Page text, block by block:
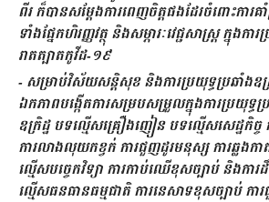
ពីរ ក៏បានសម្តែងការពេញចិត្តផងដែរចំពោះការគ
ទាំងផ្នែកហិរញ្ញវត្ថុ និងសម្ភារៈវេជ្ជសាស្ត្រ ក្នុងក
រាតត្បាតកូវីដ-១៩
- សម្រាប់វិស័យសន្តិសុខ និងការប្រយុទ្ធប្រឆាំងឧក្
ឯកភាពបង្កើតការសម្របសម្រួលក្នុងការប្រយុទ្ធ
ឧក្រិដ្ឋ បទល្មើសគ្រឿងញៀន បទល្មើសសេដ្ឋកិច្ច ក
ការលាងលុយកខ្វក់ ការជួញដូរមនុស្ស ការឆ្លងក
ល្មើសបច្ចេកវិទ្យា ការកាប់ឈើខុសច្បាប់ និងក
ល្មើសធនធានធម្មជាតិ ការនេសាទខុសច្បាប់ កា